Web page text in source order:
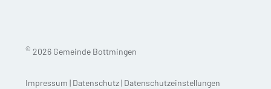
© 2026 Gemeinde Bottmingen
Impressum | Datenschutz| Datenschutzeinstellungen